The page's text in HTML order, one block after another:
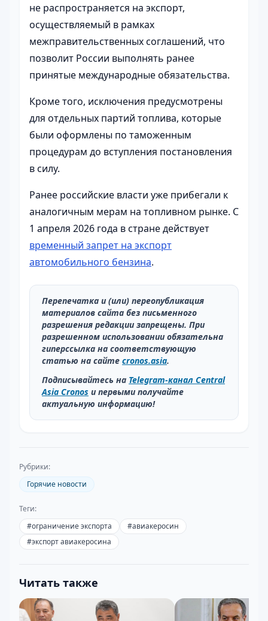
не распространяется на экспорт,
осуществляемый в рамках
межправительственных соглашений, что
позволит России выполнять ранее
принятые международные обязательства.
Кроме того, исключения предусмотрены
для отдельных партий топлива, которые
были оформлены по таможенным
процедурам до вступления постановления
в силу.
Ранее российские власти уже прибегали к
аналогичным мерам на топливном рынке. С
1 апреля 2026 года в стране действует
временный запрет на экспорт
автомобильного бензина.
Перепечатка и (или) переопубликация
материалов сайта без письменного
разрешения редакции запрещены. При
разрешенном использовании обязательна
гиперссылка на соответствующую
статью на сайте cronos.asia.
Подписывайтесь на Telegram-канал Central
Asia Cronos и первыми получайте
актуальную информацию!
Рубрики:
Горячие новости
Теги:
#ограничение экспорта #авиакеросин
#экспорт авиакеросина
Читать также